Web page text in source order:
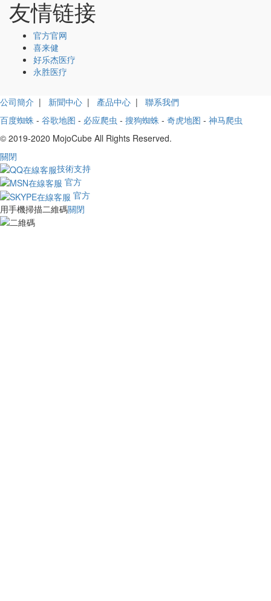
友情链接
官方官网
喜来健
好乐杰医疗
永胜医疗
公司簡介 | 新聞中心 | 產品中心 | 聯系我們
百度蜘蛛 - 谷歌地图 - 必应爬虫 - 搜狗蜘蛛 - 奇虎地图 - 神马爬虫
© 2019-2020 MojoCube All Rights Reserved.
關閉
技術支持
官方
官方
用手機掃描二維碼關閉